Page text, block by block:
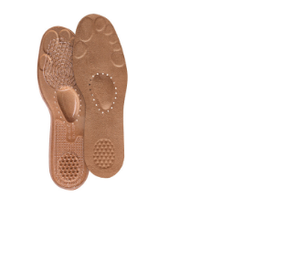
Suela de bienestar.
de gel en la suela proporcionan
de impacto.
de uso gracias al material seperior
la humedad y es agradablepara la piel.